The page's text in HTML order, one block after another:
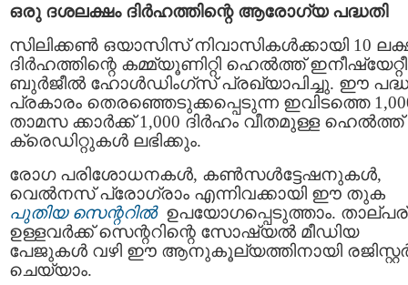
ഒരു ദശലക്ഷം ദിർഹത്തിന്റെ ആരോഗ്യ പദ്ധതി
സിലിക്കൺ ഒയാസിസ് നിവാസികൾക്കായി 10
ദിർഹത്തിന്റെ കമ്മ്യൂണിറ്റി ഹെൽത്ത്
ബുർജീൽ ഹോൾഡിംഗ്‌സ് പ്രഖ്യാപിച്ചു. ഈ
പ്രകാരം തെരഞ്ഞെടുക്കപ്പെടുന്ന ഇവിടത്തെ
താമസ ക്കാർക്ക് 1,000 ദിർഹം വീതമുള്ള ഹെൽത്ത്
ക്രെഡിറ്റുകൾ ലഭിക്കും.
രോഗ പരിശോധനകൾ, കൺസൾട്ടേഷനുകൾ,
വെൽനസ് പ്രോഗ്രാം എന്നിവക്കായി ഈ തുക
പുതിയ സെന്ററിൽഉപയോഗപ്പെടുത്താം.
ഉള്ളവർക്ക് സെന്ററിന്റെ സോഷ്യൽ മീഡിയ
പേജുകൾ വഴി ഈ ആനുകൂല്യത്തിനായി
ചെയ്യാം.